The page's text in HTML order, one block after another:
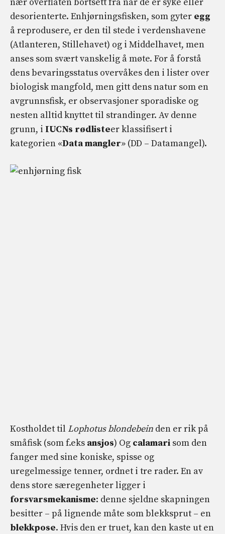
desorienterte. Enhjørningsfisken, som gyter egg
å reprodusere, er den til stede i verdenshavene
(Atlanteren, Stillehavet) og i Middelhavet, men
anses som svært vanskelig å møte. For å forstå
dens bevaringsstatus overvåkes den i lister over
biologisk mangfold, men gitt dens natur som en
avgrunnsfisk, er observasjoner sporadiske og
nesten alltid knyttet til strandinger. Av denne
grunn, i IUCNs rødlisteer klassifisert i
kategorien «Data mangler» (DD – Datamangel).
Kostholdet til Lophotus blondebein den er rik på
småfisk (som f.eks ansjos) Og calamari som den
fanger med sine koniske, spisse og
uregelmessige tenner, ordnet i tre rader. En av
dens store særegenheter ligger i
forsvarsmekanisme: denne sjeldne skapningen
besitter – på lignende måte som blekksprut – en
blekkpose. Hvis den er truet, kan den kaste ut en